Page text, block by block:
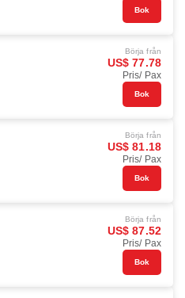
Bok
Börja från
US$ 77.78
Pris/ Pax
Bok
Börja från
US$ 81.18
Pris/ Pax
Bok
Börja från
US$ 87.52
Pris/ Pax
Bok